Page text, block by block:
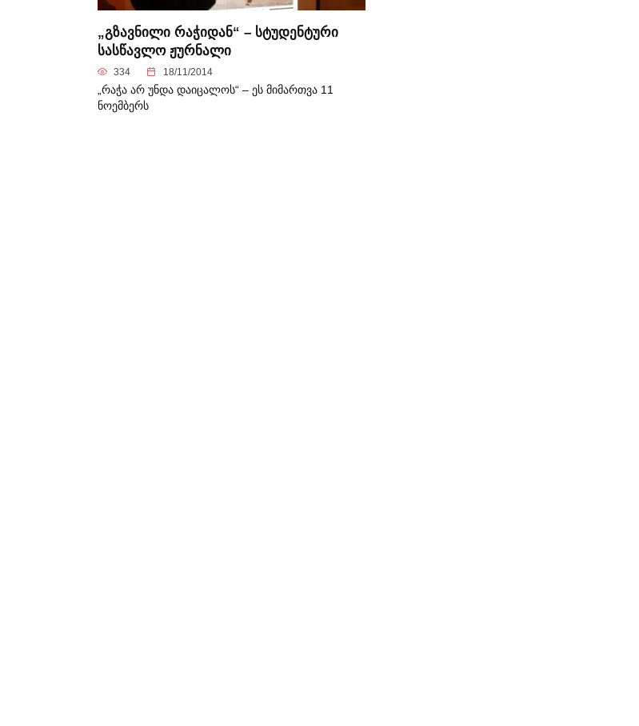
„გზავნილი რაჭიდან“ – სტუდენტური
სასწავლო ჟურნალი
334 18/11/2014
„რაჭა არ უნდა დაიცალოს“ – ეს მიმართვა 11
ნოემბერს